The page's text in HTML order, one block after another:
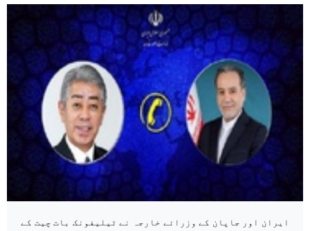
ایران اور جاپان کے وزرائے خارجہ نے ٹیلیفونک بات چیت کے